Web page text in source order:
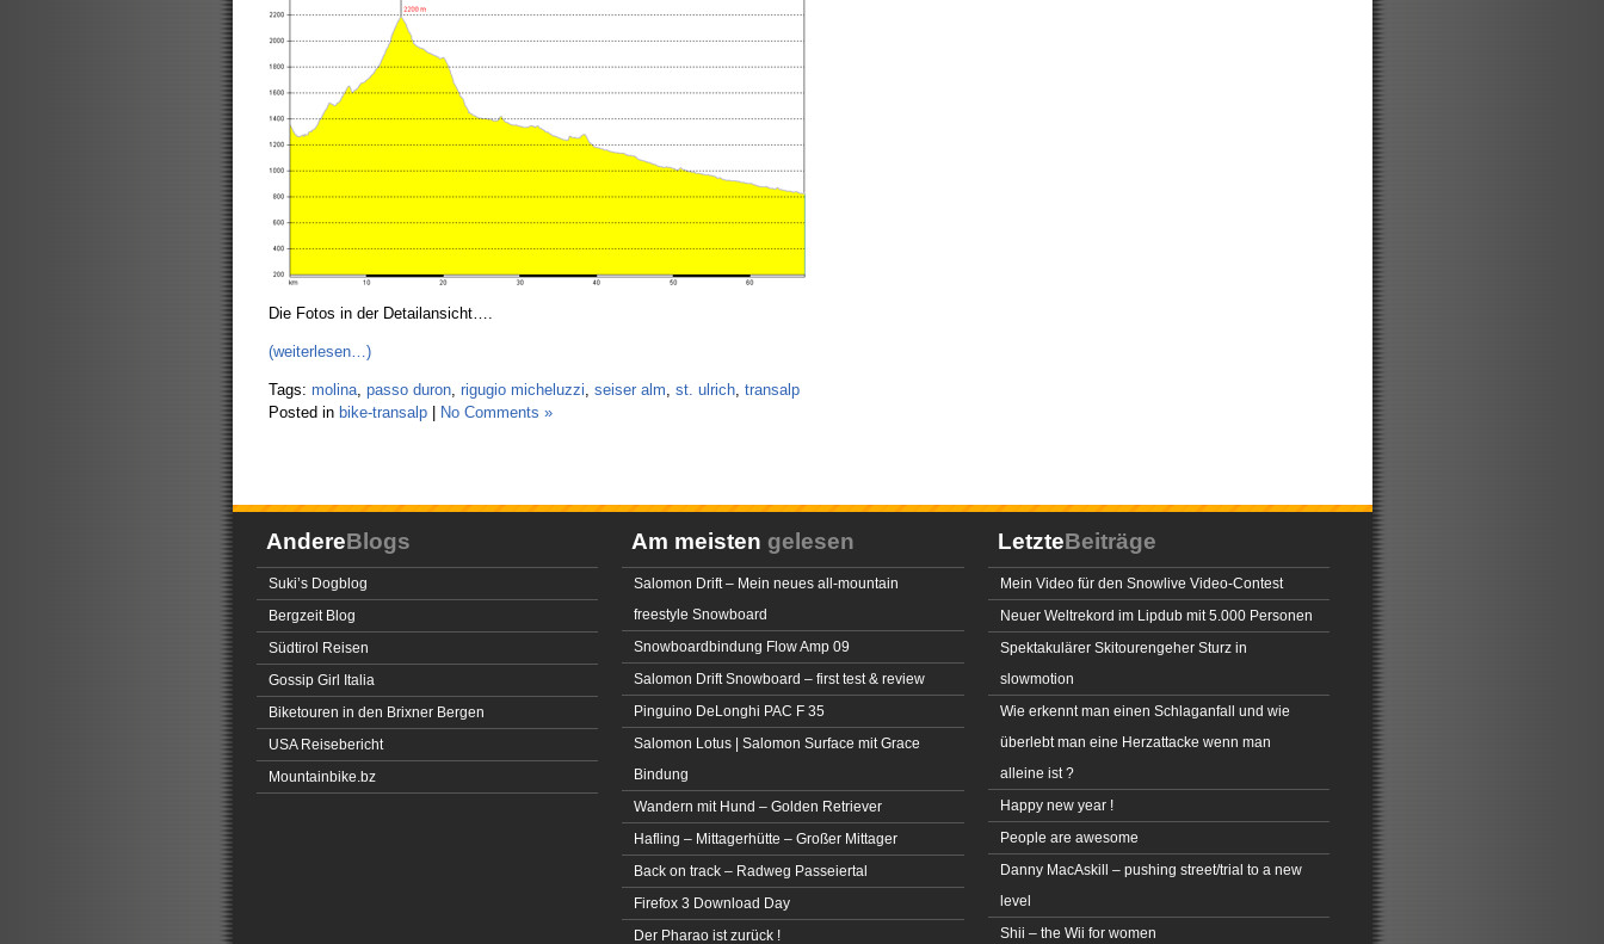
Die Fotos in der Detailansicht….
(weiterlesen…)
Tags: molina, passo duron, rigugio micheluzzi, seiser alm, st. ulrich, transalp
Posted in bike-transalp| No Comments »
AndereBlogs
Suki’s Dogblog
Bergzeit Blog
Südtirol Reisen
Gossip Girl Italia
Biketouren in den Brixner Bergen
USA Reisebericht
Mountainbike.bz
Am meisten gelesen
Salomon Drift – Mein neues all-mountain
freestyle Snowboard
Snowboardbindung Flow Amp 09
Salomon Drift Snowboard – first test & review
Pinguino DeLonghi PAC F 35
Salomon Lotus | Salomon Surface mit Grace
Bindung
Wandern mit Hund – Golden Retriever
Hafling – Mittagerhütte – Großer Mittager
Back on track – Radweg Passeiertal
Firefox 3 Download Day
Der Pharao ist zurück !
LetzteBeiträge
Mein Video für den Snowlive Video-Contest
Neuer Weltrekord im Lipdub mit 5.000 Personen
Spektakulärer Skitourengeher Sturz in
slowmotion
Wie erkennt man einen Schlaganfall und wie
überlebt man eine Herzattacke wenn man
alleine ist ?
Happy new year !
People are awesome
Danny MacAskill – pushing street/trial to a new
level
Shii – the Wii for women